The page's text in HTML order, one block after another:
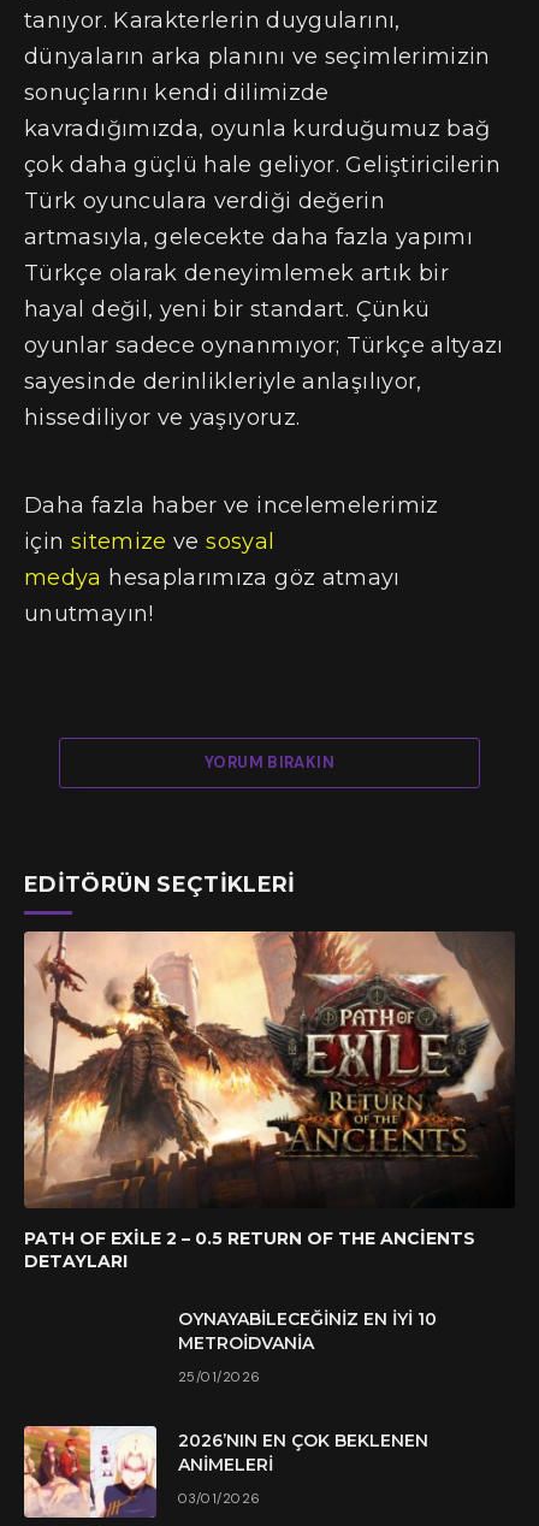
tanıyor. Karakterlerin duygularını,
dünyaların arka planını ve seçimlerimizin
sonuçlarını kendi dilimizde
kavradığımızda, oyunla kurduğumuz bağ
çok daha güçlü hale geliyor. Geliştiricilerin
Türk oyunculara verdiği değerin
artmasıyla, gelecekte daha fazla yapımı
Türkçe olarak deneyimlemek artık bir
hayal değil, yeni bir standart. Çünkü
oyunlar sadece oynanmıyor; Türkçe altyazı
sayesinde derinlikleriyle anlaşılıyor,
hissediliyor ve yaşıyoruz.
Daha fazla haber ve incelemelerimiz
için sitemize vesosyal
medya hesaplarımıza göz atmayı
unutmayın!
YORUM BIRAKIN
EDITÖRÜN SEÇTIKLERI
PATH OF EXILE 2 – 0.5 RETURN OF THE ANCIENTS
DETAYLARI
OYNAYABILECEĞINIZ EN İYI 10
METROIDVANIA
25/01/2026
2026’NIN EN ÇOK BEKLENEN
ANIMELERI
03/01/2026